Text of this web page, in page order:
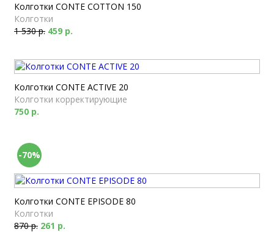
Колготки CONTE COTTON 150
Колготки
1 530 р. 459 р.
Колготки CONTE ACTIVE 20
Колготки корректирующие
750 р.
-70%
Колготки CONTE EPISODE 80
Колготки
870 р. 261 р.